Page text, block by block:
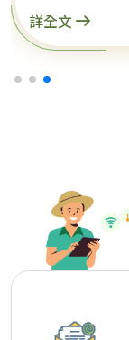
詳全文